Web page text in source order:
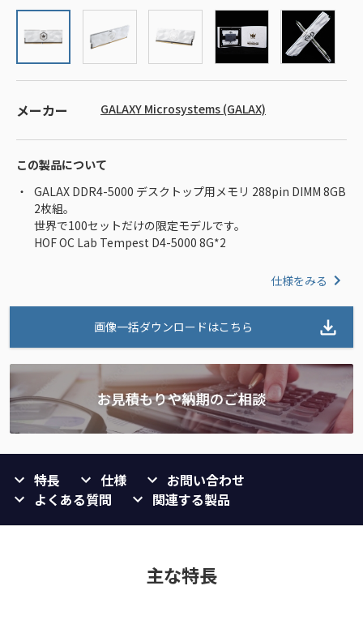
メーカー GALAXY Microsystems (GALAX)
この製品について
GALAX DDR4-5000 デスクトップ用メモリ 288pin DIMM 8GB
2枚組。
世界で100セットだけの限定モデルです。
HOF OC Lab Tempest D4-5000 8G*2
仕様をみる
画像一括ダウンロードはこちら
特長 仕様
お問い合わせ
よくある質問
関連する製品
主な特長